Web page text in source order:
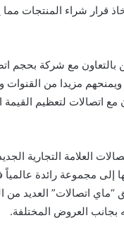
قرار شراء المنتجات مما
بالتعاون مع شركة بحجم
مزيدا من القنوات
اتصالات لتعظيم القيمة
العلامة التجارية
إلى مجموعة رائدة
اتصالات” العديد
بجانب العروض المختلفة.